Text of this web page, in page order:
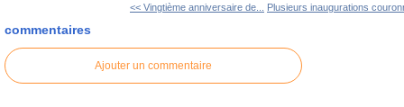
<< Vingtième anniversaire de... Plusieurs inaugurations
commentaires
Ajouter un commentaire